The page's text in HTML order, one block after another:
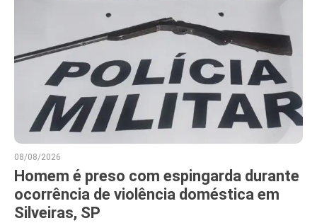
08/08/2026
Homem é preso com espingarda durante
ocorrência de violência doméstica em
Silveiras, SP